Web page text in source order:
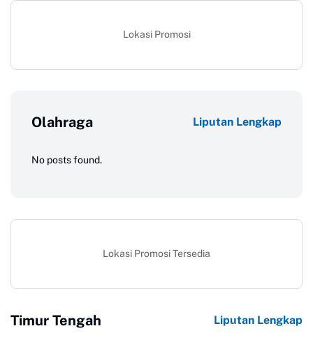
Lokasi Promosi
Olahraga Liputan Lengkap
No posts found.
Lokasi Promosi Tersedia
Timur Tengah Liputan Lengkap